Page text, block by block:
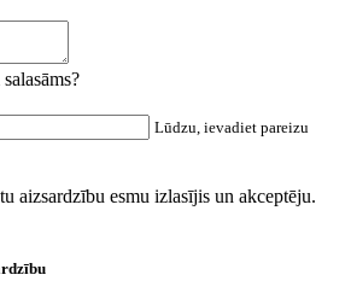
Lūdzu, ievadiet pareizu
aizsardzību esmu izlasījis un akceptēju.